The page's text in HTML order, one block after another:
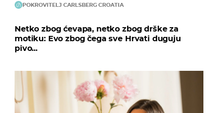
POKROVITELJ CARLSBERG CROATIA
Netko zbog ćevapa, netko zbog drške za
motiku: Evo zbog čega sve Hrvati duguju
pivo...